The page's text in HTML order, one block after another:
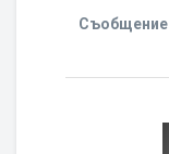
Съобщение